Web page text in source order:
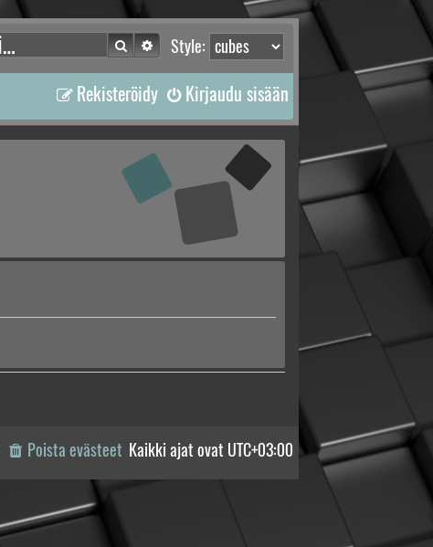
Style:
Etsi Tarkennettu haku
Kirjaudu sisään
Rekisteröidy
Kaikki ajat ovat UTC+03:00
Poista evästeet